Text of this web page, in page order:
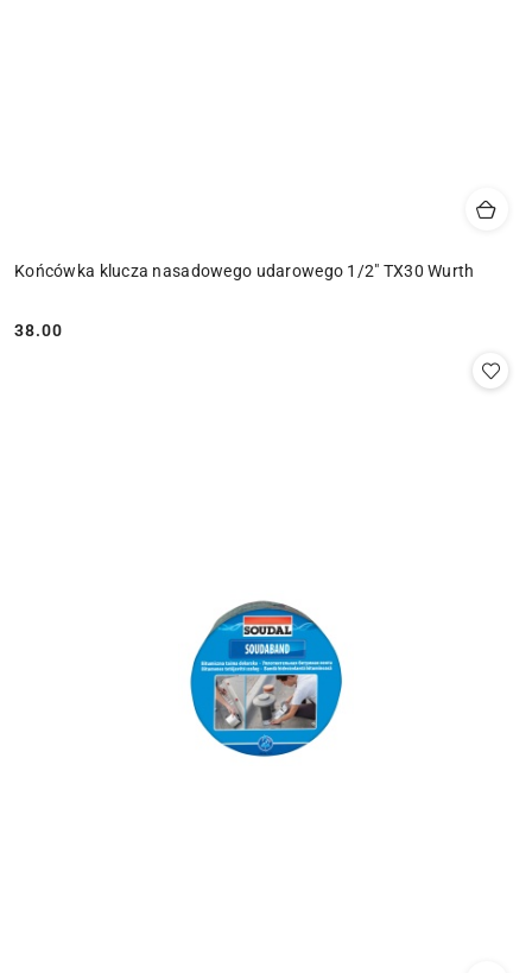
Końcówka klucza nasadowego udarowego 1/2" TX30 Wurth
Cena:
38.00